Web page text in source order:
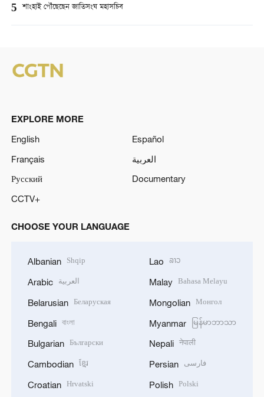
5 শাংহাই পৌঁছেছেন জাতিসংঘ মহাসচিব
EXPLORE MORE
English
Español
Français
العربية
Русский
Documentary
CCTV+
CHOOSE YOUR LANGUAGE
Albanian Shqip
Arabic العربية
Belarusian Беларуская
Bengali বাংলা
Bulgarian Български
Cambodian ខ្មែរ
Croatian Hrvatski
Lao ລາວ
Malay Bahasa Melayu
Mongolian Монгол
Myanmar မြန်မာဘာသာ
Nepali नेपाली
Persian فارسی
Polish Polski